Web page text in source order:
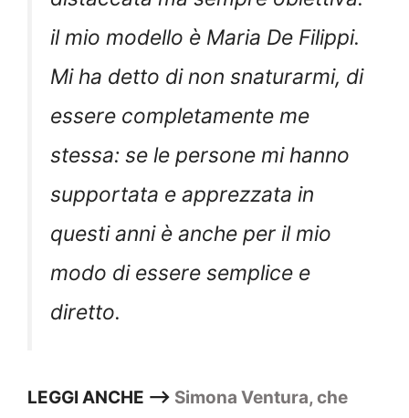
il mio modello è Maria De Filippi.
Mi ha detto di non snaturarmi, di
essere completamente me
stessa: se le persone mi hanno
supportata e apprezzata in
questi anni è anche per il mio
modo di essere semplice e
diretto.
LEGGI ANCHE —> Simona Ventura, che